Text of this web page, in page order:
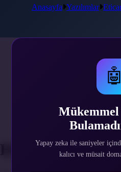
Anasayfa Yazılımlar
Yapay zeka ile saniyeler
kalıcı ve müsait
Alan Adı
3
Web
4
Ek
5
Hizmet Süresi